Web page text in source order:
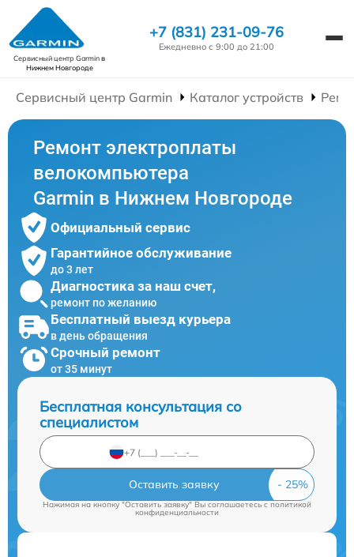
Сервисный центр Garminв
Нижнем Новгороде
+7 (831) 231-09-76
Ежедневно с 9:00 до 21:00
Сервисный центр Garmin Каталог устройств
Ремонт электроплаты
велокомпьютера
Garmin в Нижнем Новгороде
Официальный сервис
Гарантийное обслуживание
до 3 лет
Диагностика за наш счет,
ремонт по желанию
Бесплатный выезд курьера
в день обращения
Срочный ремонт
от 35 минут
Бесплатная консультация со
специалистом
Оставить заявку
Нажимая на кнопку "Оставить заявку" Вы соглашаетесь cполитикой
конфиденциальности